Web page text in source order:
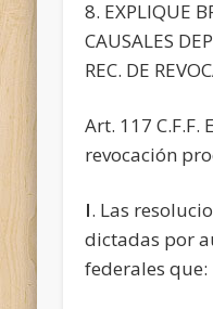
8. EXPLIQUE
CAUSALES
REC. DE
Art. 117 C.F.F.
revocación
I. Las
dictadas por
federales que: